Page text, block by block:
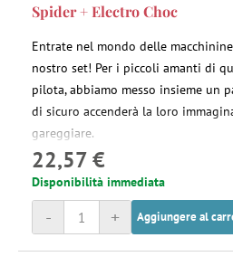
Spider + Electro Choc
Entrate nel mondo delle
nostro set! Per i piccoli amanti di
pilota, abbiamo messo insieme un
di sicuro accenderà la loro
gareggiare.
22,57 €
Disponibilità immediata
+
- Aggiungere al